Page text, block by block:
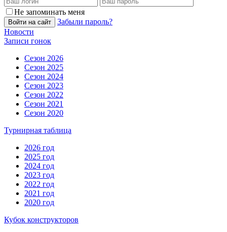
Не запоминать меня
Войти на сайт
Забыли пароль?
Новости
Записи гонок
Сезон 2026
Сезон 2025
Сезон 2024
Сезон 2023
Сезон 2022
Сезон 2021
Сезон 2020
Турнирная таблица
2026 год
2025 год
2024 год
2023 год
2022 год
2021 год
2020 год
Кубок конструкторов